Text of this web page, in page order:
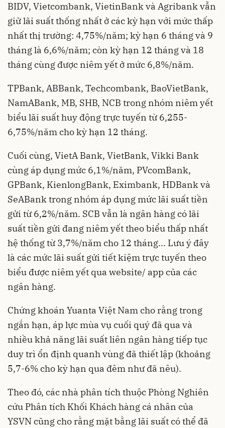
BIDV, Vietcombank, VietinBank và Agribank vẫn
giữ lãi suất thống nhất ở các kỳ hạn với mức thấp
nhất thị trường: 4,75%/năm; kỳ hạn 6 tháng và 9
tháng là 6,6%/năm; còn kỳ hạn 12 tháng và 18
tháng cùng được niêm yết ở mức 6,8%/năm.
TPBank, ABBank, Techcombank, BaoVietBank,
NamABank, MB, SHB, NCB trong nhóm niêm yết
biểu lãi suất huy động trực tuyến từ 6,255-
6,75%/năm cho kỳ hạn 12 tháng.
Cuối cùng, VietA Bank, VietBank, Vikki Bank
cùng áp dụng mức 6,1%/năm, PVcomBank,
GPBank, KienlongBank, Eximbank, HDBank và
SeABank trong nhóm áp dụng mức lãi suất tiền
gửi từ 6,2%/năm. SCB vẫn là ngân hàng có lãi
suất tiền gửi đang niêm yết theo biểu thấp nhất
hệ thống từ 3,7%/năm cho 12 tháng... Lưu ý đây
là các mức lãi suất gửi tiết kiệm trực tuyến theo
biểu được niêm yết qua website/ app của các
ngân hàng.
Chứng khoán Yuanta Việt Nam cho rằng trong
ngắn hạn, áp lực mùa vụ cuối quý đã qua và
nhiều khả năng lãi suất liên ngân hàng tiếp tục
duy trì ổn định quanh vùng đã thiết lập (khoảng
5,7-6% cho kỳ hạn qua đêm như đã nêu).
Theo đó, các nhà phân tích thuộc Phòng Nghiên
cứu Phân tích Khối Khách hàng cá nhân của
YSVN cũng cho rằng mặt bằng lãi suất có thể đã